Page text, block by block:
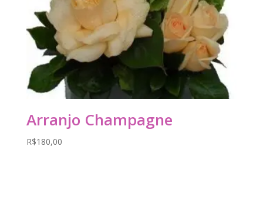
Arranjo Champagne
R$180,00